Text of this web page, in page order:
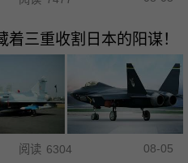
三重收割日本的阳谋！
阅读 6304 08-05